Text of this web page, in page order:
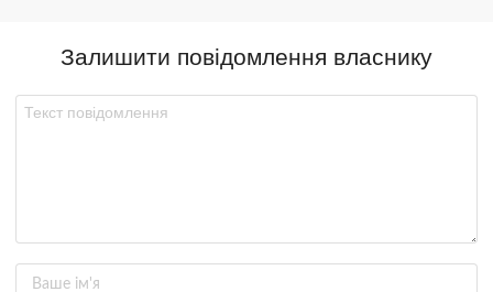
Залишити повідомлення власнику